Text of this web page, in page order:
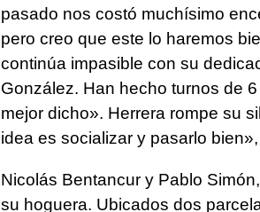
pasado nos costó muchísimo
pero creo que este lo haremos
continúa impasible con su
González. Han hecho turnos de
mejor dicho». Herrera rompe su
idea es socializar y pasarlo
Nicolás Bentancur y Pablo
su hoguera. Ubicados dos